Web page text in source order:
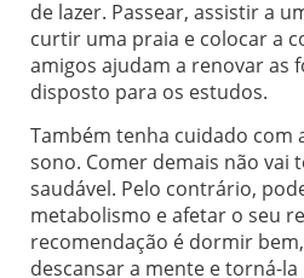
de lazer. Passear, assistir a
curtir uma praia e colocar a
amigos ajudam a renovar as
disposto para os estudos.
Também tenha cuidado com
sono. Comer demais não vai
saudável. Pelo contrário,
metabolismo e afetar o seu
recomendação é dormir
descansar a mente e torná-